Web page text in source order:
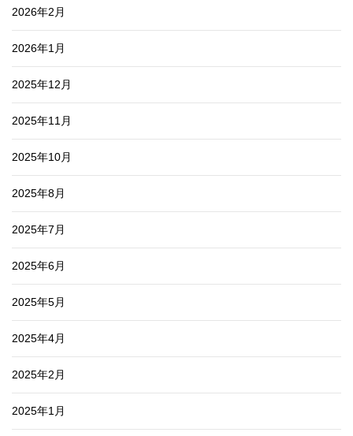
2026年2月
2026年1月
2025年12月
2025年11月
2025年10月
2025年8月
2025年7月
2025年6月
2025年5月
2025年4月
2025年2月
2025年1月